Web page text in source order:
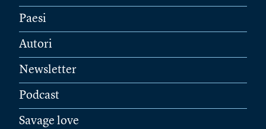
Paesi
Autori
Newsletter
Podcast
Savage love